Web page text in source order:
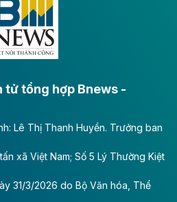
hội khu vực phía Nam đồng
không Việt Nam - CTCP
về lợi nhuận trong quý
doanh thu
tổng hợp Bnews -
Lê Thị Thanh Huyền. Trưởng ban
xã Việt Nam; Số 5 Lý Thường Kiệt
31/3/2026 do Bộ Văn hóa, Thể